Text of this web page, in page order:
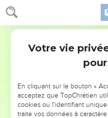
NE MANQUEZ
DE
ET SI LEURS ERREURS
Votre vie
En cliquant sur le bouton «
acceptez que TopChrétien
cookies ou l'identifiant
traite vos données à